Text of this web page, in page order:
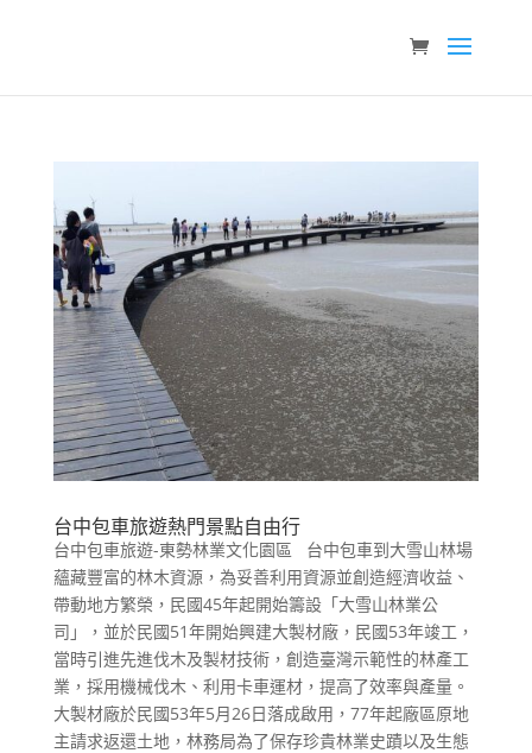
台中包車旅遊熱門景點自由行
台中包車旅遊-東勢林業文化園區 台中包車到大雪山林場
蘊藏豐富的林木資源，為妥善利用資源並創造經濟收益、
帶動地方繁榮，民國45年起開始籌設「大雪山林業公
司」，並於民國51年開始興建大製材廠，民國53年竣工，
當時引進先進伐木及製材技術，創造臺灣示範性的林產工
業，採用機械伐木、利用卡車運材，提高了效率與產量。
大製材廠於民國53年5月26日落成啟用，77年起廠區原地
主請求返還土地，林務局為了保存珍貴林業史蹟以及生態